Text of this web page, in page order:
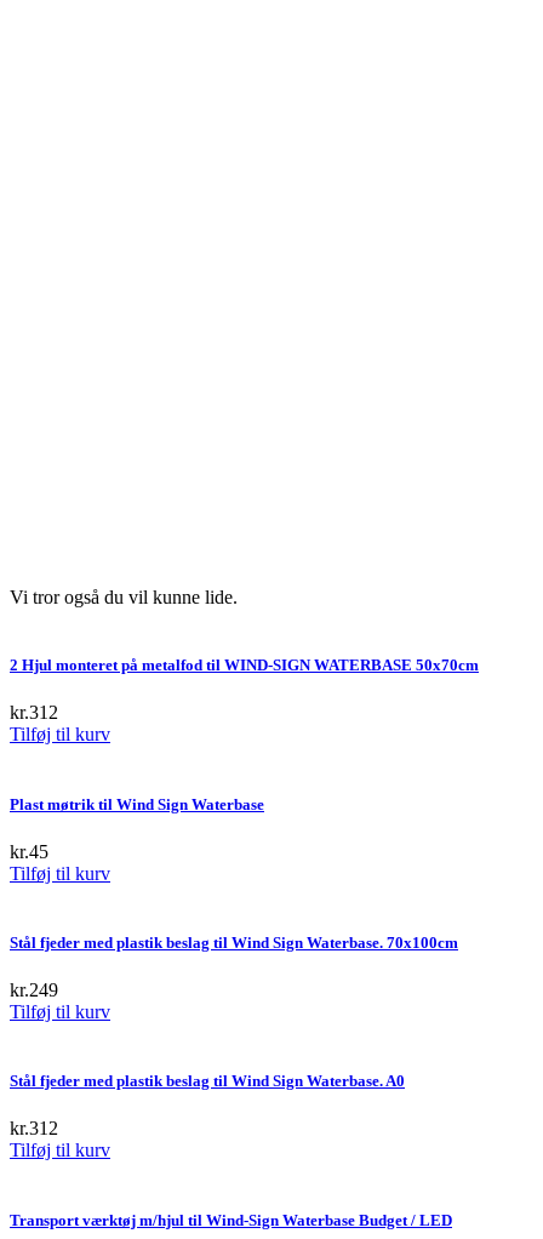
Vi tror også du vil kunne lide.
2 Hjul monteret på metalfod til WIND-SIGN WATERBASE 50x70cm
kr.312
Tilføj til kurv
Plast møtrik til Wind Sign Waterbase
kr.45
Tilføj til kurv
Stål fjeder med plastik beslag til Wind Sign Waterbase. 70x100cm
kr.249
Tilføj til kurv
Stål fjeder med plastik beslag til Wind Sign Waterbase. A0
kr.312
Tilføj til kurv
Transport værktøj m/hjul til Wind-Sign Waterbase Budget / LED